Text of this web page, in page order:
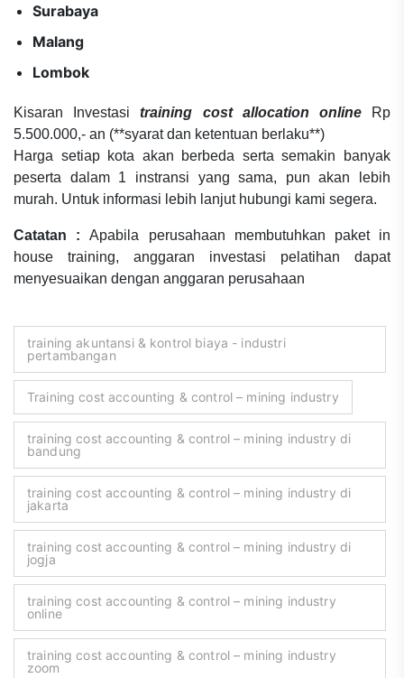
Surabaya
Malang
Lombok
Kisaran Investasi training cost allocation online
Rp
5.500.000,- an (**syarat dan ketentuan berlaku**)
Harga setiap kota akan berbeda serta semakin banyak
peserta dalam 1 instransi yang sama, pun akan lebih
murah. Untuk informasi lebih lanjut hubungi kami segera.
Catatan : Apabila perusahaan membutuhkan paket in
house training, anggaran investasi pelatihan dapat
menyesuaikan dengan anggaran perusahaan
training akuntansi & kontrol biaya - industri
pertambangan
Training cost accounting & control – mining industry
training cost accounting & control – mining industry di
bandung
training cost accounting & control – mining industry di
jakarta
training cost accounting & control – mining industry di
jogja
training cost accounting & control – mining industry
online
training cost accounting & control – mining industry
zoom